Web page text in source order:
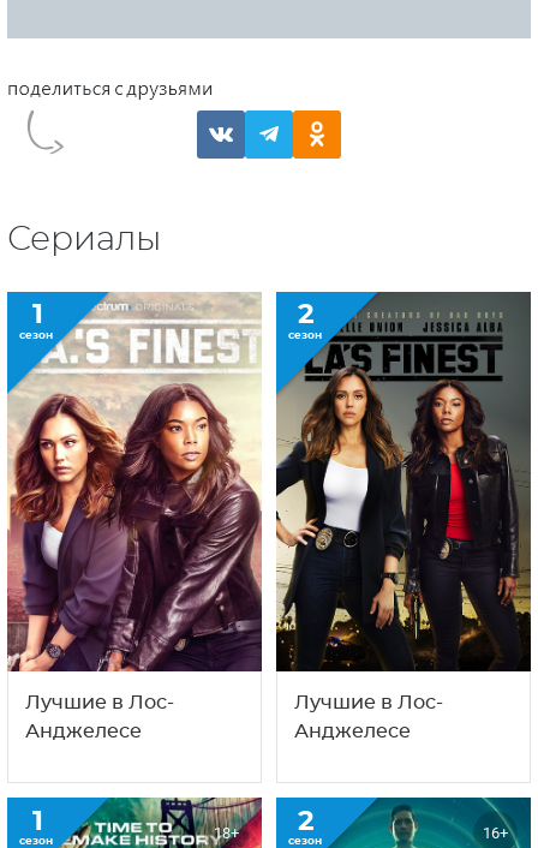
Сериалы
1
сезон
Лучшие в Лос-
Анджелесе
2
сезон
Лучшие в Лос-
Анджелесе
1
сезон 18+ 2
сезон 16+